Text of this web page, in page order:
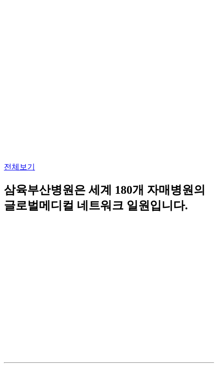
전체보기
삼육부산병원은 세계 180개 자매병원의
글로벌메디컬 네트워크 일원입니다.